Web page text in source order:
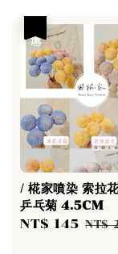
/ 椛家噴染 索拉
乒乓菊 4.5CM
Sale
NT$ 145 NT$